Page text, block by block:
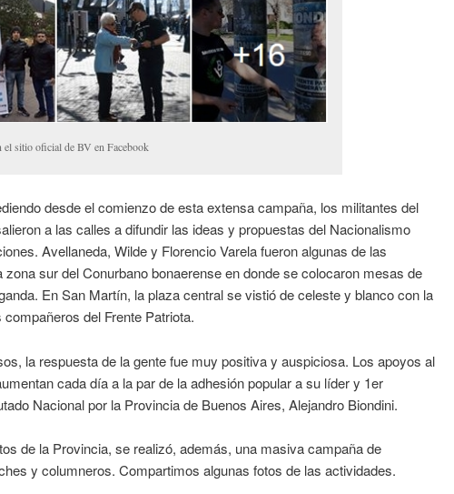
el sitio oficial de BV en Facebook
desde el comienzo de esta extensa campaña, los militantes del
a las calles a difundir las ideas y propuestas del Nacionalismo
Avellaneda, Wilde y Florencio Varela fueron algunas de las
zona sur del Conurbano bonaerense en donde se colocaron mesas de
En San Martín, la plaza central se vistió de celeste y blanco con la
del Frente Patriota.
la respuesta de la gente fue muy positiva y auspiciosa. Los apoyos al
cada día a la par de la adhesión popular a su líder y 1er
Nacional por la Provincia de Buenos Aires, Alejandro Biondini.
de la Provincia, se realizó, además, una masiva campaña de
y columneros. Compartimos algunas fotos de las actividades.